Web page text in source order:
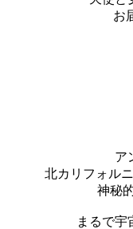
お
ア
北カリフォル
神秘
まるで宇